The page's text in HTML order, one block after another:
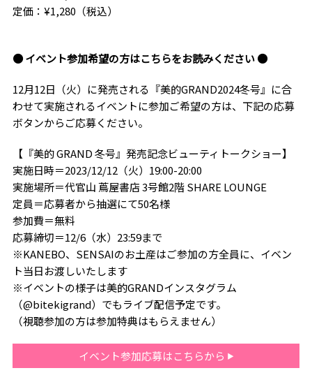
定価：¥1,280（税込）
● イベント参加希望の方はこちらをお読みください ●
12月12日（火）に発売される『美的GRAND2024冬号』に合
わせて実施されるイベントに参加ご希望の方は、下記の応募
ボタンからご応募ください。
【『美的 GRAND 冬号』発売記念ビューティトークショー】
実施日時＝2023/12/12（火）19:00-20:00
実施場所＝代官山 蔦屋書店 3号館2階 SHARE LOUNGE
定員＝応募者から抽選にて50名様
参加費＝無料
応募締切＝12/6（水）23:59まで
※KANEBO、SENSAIのお土産はご参加の方全員に、イベン
ト当日お渡しいたします
※イベントの様子は美的GRANDインスタグラム
（@bitekigrand）でもライブ配信予定です。
（視聴参加の方は参加特典はもらえません）
イベント参加応募はこちらから